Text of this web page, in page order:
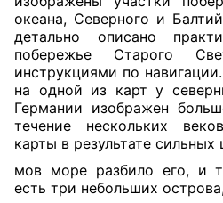
океана, Северного и
детально описано
побережье Старого
инструкциями по
на одной из карт у
Германии изображен
течение нескольких
карты в результате сильных
мов море разбило его, и
есть три небольших